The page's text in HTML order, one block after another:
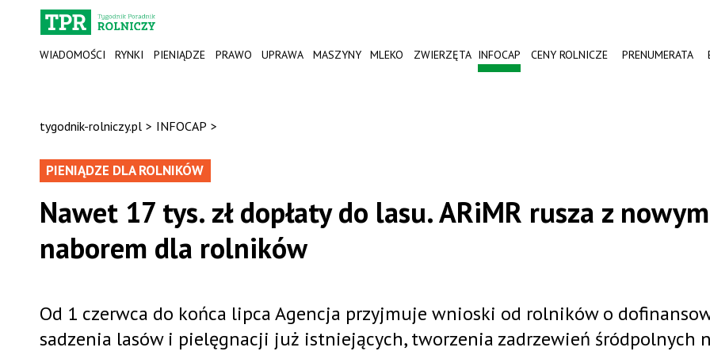
WIADOMOŚCI RYNKI PIENIĄDZE PRAWO UPRAWA MASZYNY MLEKO ZWIERZĘTA INFOCAP CENY ROLNICZE PRENUMERATA
tygodnik-rolniczy.pl > INFOCAP >
PIENIĄDZE DLA ROLNIKÓW
Nawet 17 tys. zł dopłaty do lasu. ARiMR rusza z nowym
naborem dla rolników
Od 1 czerwca do końca lipca Agencja przyjmuje wnioski od rolników o
sadzenia lasów i pielęgnacji już istniejących, tworzenia zadrzewień śródpolnych